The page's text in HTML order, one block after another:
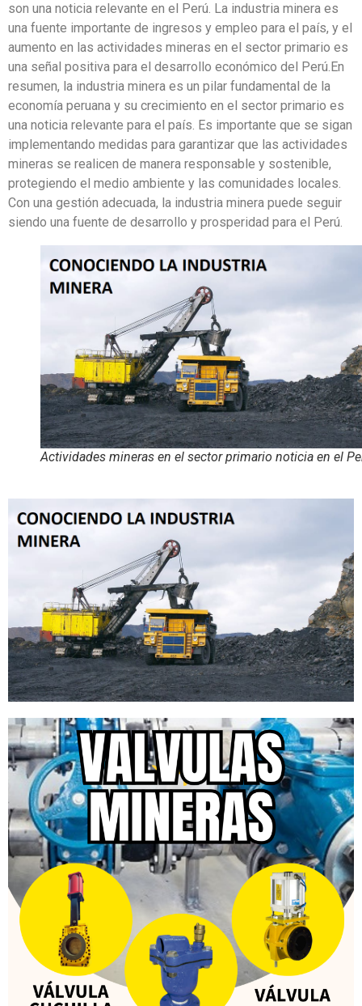
son una noticia relevante en el Perú. La industria minera es
una fuente importante de ingresos y empleo para el país, y el
aumento en las actividades mineras en el sector primario es
una señal positiva para el desarrollo económico del Perú.En
resumen, la industria minera es un pilar fundamental de la
economía peruana y su crecimiento en el sector primario es
una noticia relevante para el país. Es importante que se sigan
implementando medidas para garantizar que las actividades
mineras se realicen de manera responsable y sostenible,
protegiendo el medio ambiente y las comunidades locales.
Con una gestión adecuada, la industria minera puede seguir
siendo una fuente de desarrollo y prosperidad para el Perú.
Actividades mineras en el sector primario noticia en el